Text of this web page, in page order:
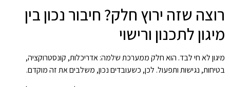
רוצה שזה ירוץ חלק? חיבור נכון בין
מיגון לתכנון ורישוי
מיגון לא חי לבד. הוא חלק ממערכת שלמה: אדריכלות, קונסטרוקציה,
בטיחות, נגישות ותפעול. לכן, כשעובדים נכון, משלבים את זה מוקדם.